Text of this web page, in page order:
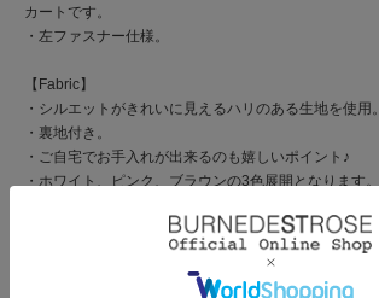
カートです。
・左ファスナー仕様。
【Fabric】
・シルエットがきれいに見えるハリのある生地を使用。
・裏地付き。
・ご自宅でお手入れが出来るのも嬉しいポイント♪
・ホワイト、ピンク、ブラウンの3色展開となります。